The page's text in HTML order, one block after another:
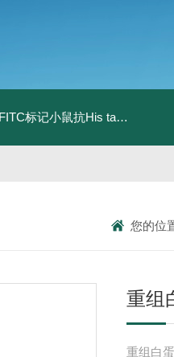
FITC标记小鼠抗His tag 组织细
您的位
重组
重组白